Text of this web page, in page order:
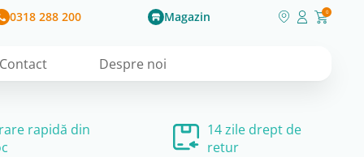
0318 288 200 Magazin 0
Contact Despre noi
rapidă din
14 zile drept de
retur